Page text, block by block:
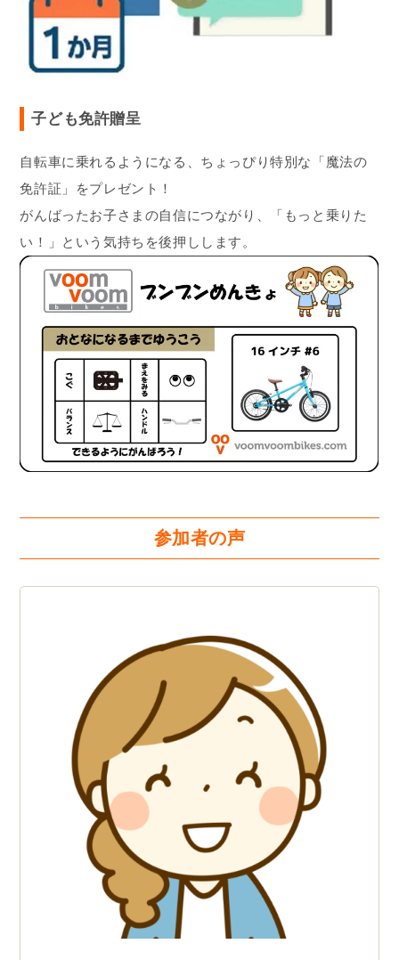
子ども免許贈呈
自転車に乗れるようになる、ちょっぴり特別な「魔法の
免許証」をプレゼント！
がんばったお子さまの自信につながり、「もっと乗りた
い！」という気持ちを後押しします。
参加者の声